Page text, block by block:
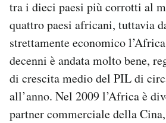
tra i dieci paesi più corrotti al
quattro paesi africani, tuttavia
strettamente economico
decenni è andata molto bene,
di crescita medio del PIL di
all’anno. Nel 2009 l’Africa è
partner commerciale della